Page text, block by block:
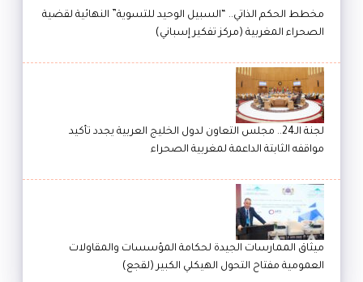
مخطط الحكم الذاتي.. “السبيل الوحيد للتسوية” النهائية لقضية
الصحراء المغربية (مركز تفكير إسباني)
لجنة الـ24.. مجلس التعاون لدول الخليج العربية يجدد تأكيد
مواقفه الثابتة الداعمة لمغربية الصحراء
ميثاق الممارسات الجيدة لحكامة المؤسسات والمقاولات
العمومية مفتاح التحول الهيكلي الكبير (لقجع)